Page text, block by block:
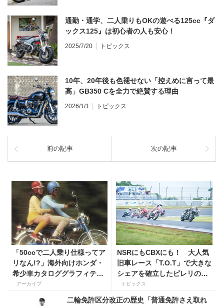
通勤・通学、二人乗りもOKの遊べる125cc『ダ
ックス125』は初心者の人も安心！
2025/7/20 トピックス
10年、20年後も色褪せない「控えめに言って最
高」GB350 Cを全力で絶賛する理由
2026/1/1 トピックス
前の記事 次の記事
「50ccで二人乗り仕様ってア
リなん!?」海外向けホンダ・
希少車カタロググラフィティ
【1970年代編】
アーカイブ
NSRにもCBXにも！ 大人気
旧車レース「T.O.T」で大きな
シェアを確立したピレリの実
力トピックス
二輪免許区分改正の歴史「普通免許さえ取れ